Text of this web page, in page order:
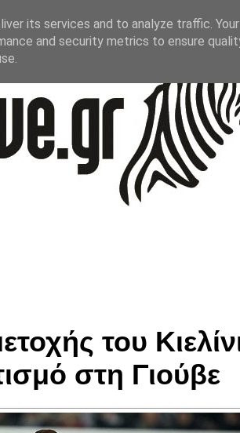
του
στη Γιούβε
its services and to analyze traffic.
and security metrics to ensure